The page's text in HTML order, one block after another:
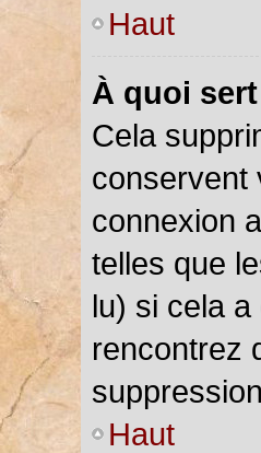
Haut
À quoi
Cela
conservent
connexion
telles que
lu) si cela
rencontrez
Haut